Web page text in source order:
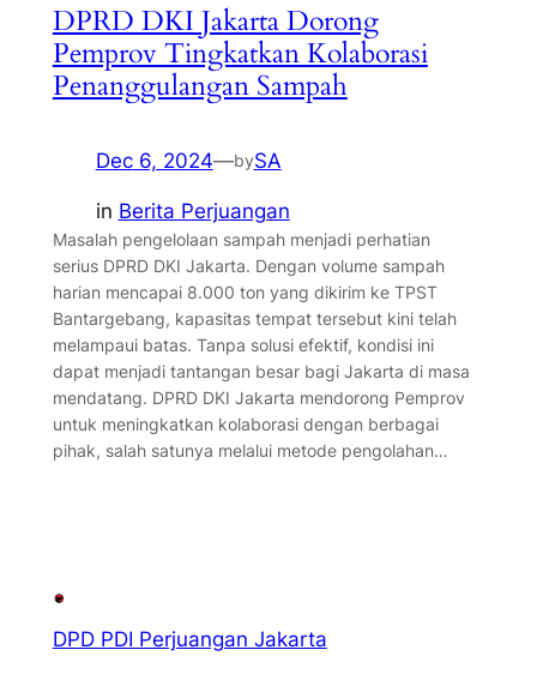
DPRD DKI Jakarta Dorong
Pemprov Tingkatkan Kolaborasi
Penanggulangan Sampah
Dec 6, 2024—bySA
in Berita Perjuangan
Masalah pengelolaan sampah menjadi perhatian
serius DPRD DKI Jakarta. Dengan volume sampah
harian mencapai 8.000 ton yang dikirim ke TPST
Bantargebang, kapasitas tempat tersebut kini telah
melampaui batas. Tanpa solusi efektif, kondisi ini
dapat menjadi tantangan besar bagi Jakarta di masa
mendatang. DPRD DKI Jakarta mendorong Pemprov
untuk meningkatkan kolaborasi dengan berbagai
pihak, salah satunya melalui metode pengolahan…
DPD PDI Perjuangan Jakarta